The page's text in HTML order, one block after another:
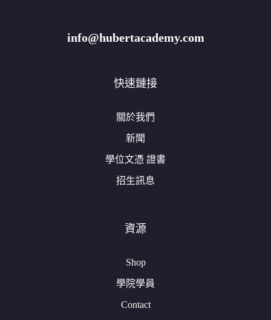
info@hubertacademy.com
快速鏈接
關於我們
新聞
學位文憑 證書
招生訊息
資源
Shop
學院學員
Contact